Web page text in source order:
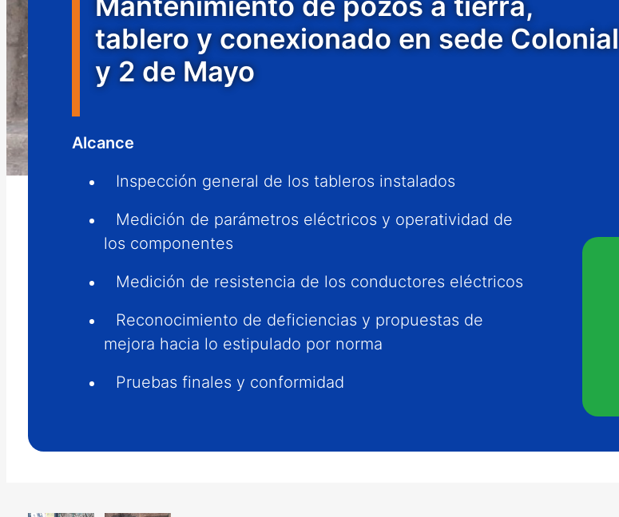
tablero y conexionado en sede Colonial
y 2 de Mayo
Alcance
Inspección general de los tableros instalados
Medición de parámetros eléctricos y operatividad de
los componentes
Medición de resistencia de los conductores eléctricos
Reconocimiento de deficiencias y propuestas de
mejora hacia lo estipulado por norma
Pruebas finales y conformidad